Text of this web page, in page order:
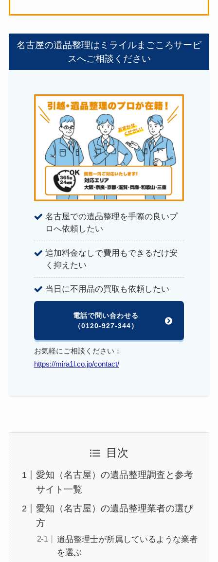
名古屋の遺品整理はミライルまごころサービ
スへご相談ください
名古屋での遺品整理を手際の良いプ
ロへ依頼したい
追加料金なしで費用もできるだけ安
く抑えたい
当日に不用品の買取も依頼したい
電話で問い合わせる
（0120-927-344）
お気軽にご相談ください：
https://mira1l.co.jp/contact/
目次
愛知（名古屋）の遺品整理調査と参考
サイト一覧
愛知（名古屋）の遺品整理業者の選び
方
遺品整理士が所属しているような業者
を選ぶ